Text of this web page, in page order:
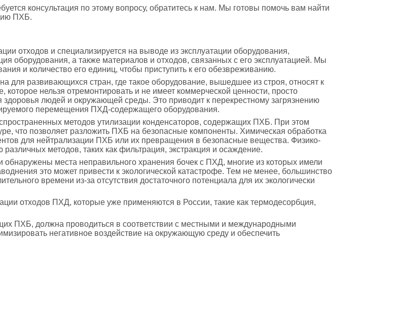
консультация по этому вопросу, обратитесь к нам. Мы готовы помочь вам найти
ПХБ.
отходов и специализируется на выводе из эксплуатации оборудования,
оборудования, а также материалов и отходов, связанных с его эксплуатацией. Мы
и количество его единиц, чтобы приступить к его обезвреживанию.
для развивающихся стран, где такое оборудование, вышедшее из строя, относят к
нельзя отремонтировать и не имеет коммерческой ценности, просто
людей и окружающей среды. Это приводит к перекрестному загрязнению
перемещения ПХД-содержащего оборудования.
методов утилизации конденсаторов, содержащих ПХБ. При этом
что позволяет разложить ПХБ на безопасные компоненты. Химическая обработка
для нейтрализации ПХБ или их превращения в безопасные вещества. Физико-
методов, таких как фильтрация, экстракция и осаждение.
места неправильного хранения бочек с ПХД, многие из которых имели
это может привести к экологической катастрофе. Тем не менее, большинство
времени из-за отсутствия достаточного потенциала для их экологически
отходов ПХД, которые уже применяются в России, такие как термодесорбция,
ПХБ, должна проводиться в соответствии с местными и международными
негативное воздействие на окружающую среду и обеспечить